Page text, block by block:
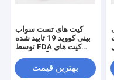
کیت های تست سواب
بینی کووید 19 تایید شده
توسط FDA کیت های
خانه
بهترین قیمت